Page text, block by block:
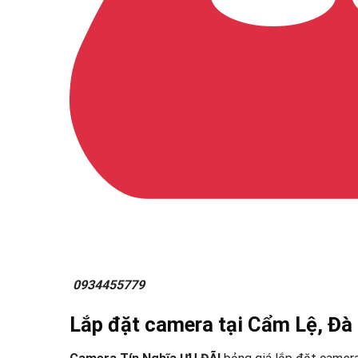
0934455779
Lắp đặt camera tại Cẩm Lệ, Đà